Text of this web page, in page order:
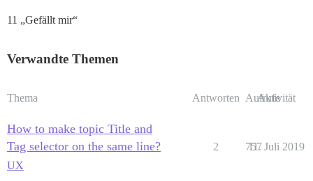
11 „Gefällt mir“
Verwandte Themen
Thema Antworten Aufrufe
Aktivität
How to make topic Title and
Tag selector on the same line?
UX
2 757
11. Juli 2019